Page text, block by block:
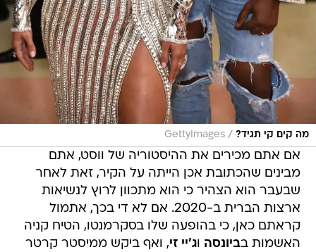
מה קים קי תגיד? /
GettyImages
אם אתם מכירים את ההיסטוריה של ווסט, אתם
מבינים שהכתובת אכן הייתה על הקיר, זאת לאחר
שבעבר הוא הצהיר כי הוא מתכוון לרוץ לנשיאות
ארצות הברית ב-2020. אם לא די בכך, אתמול
קראתם כאן, כי בהופעה שלו בסקרמנטו, הטיח קניה
האשמות בביונסה וג'יי זי, ואף ביקש ממיסטר קרטר